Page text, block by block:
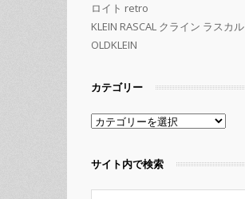
ロイト retro
KLEIN RASCAL クライン ラスカル
OLDKLEIN
カテゴリー
カ
ゴ
ー
サイト内で検索